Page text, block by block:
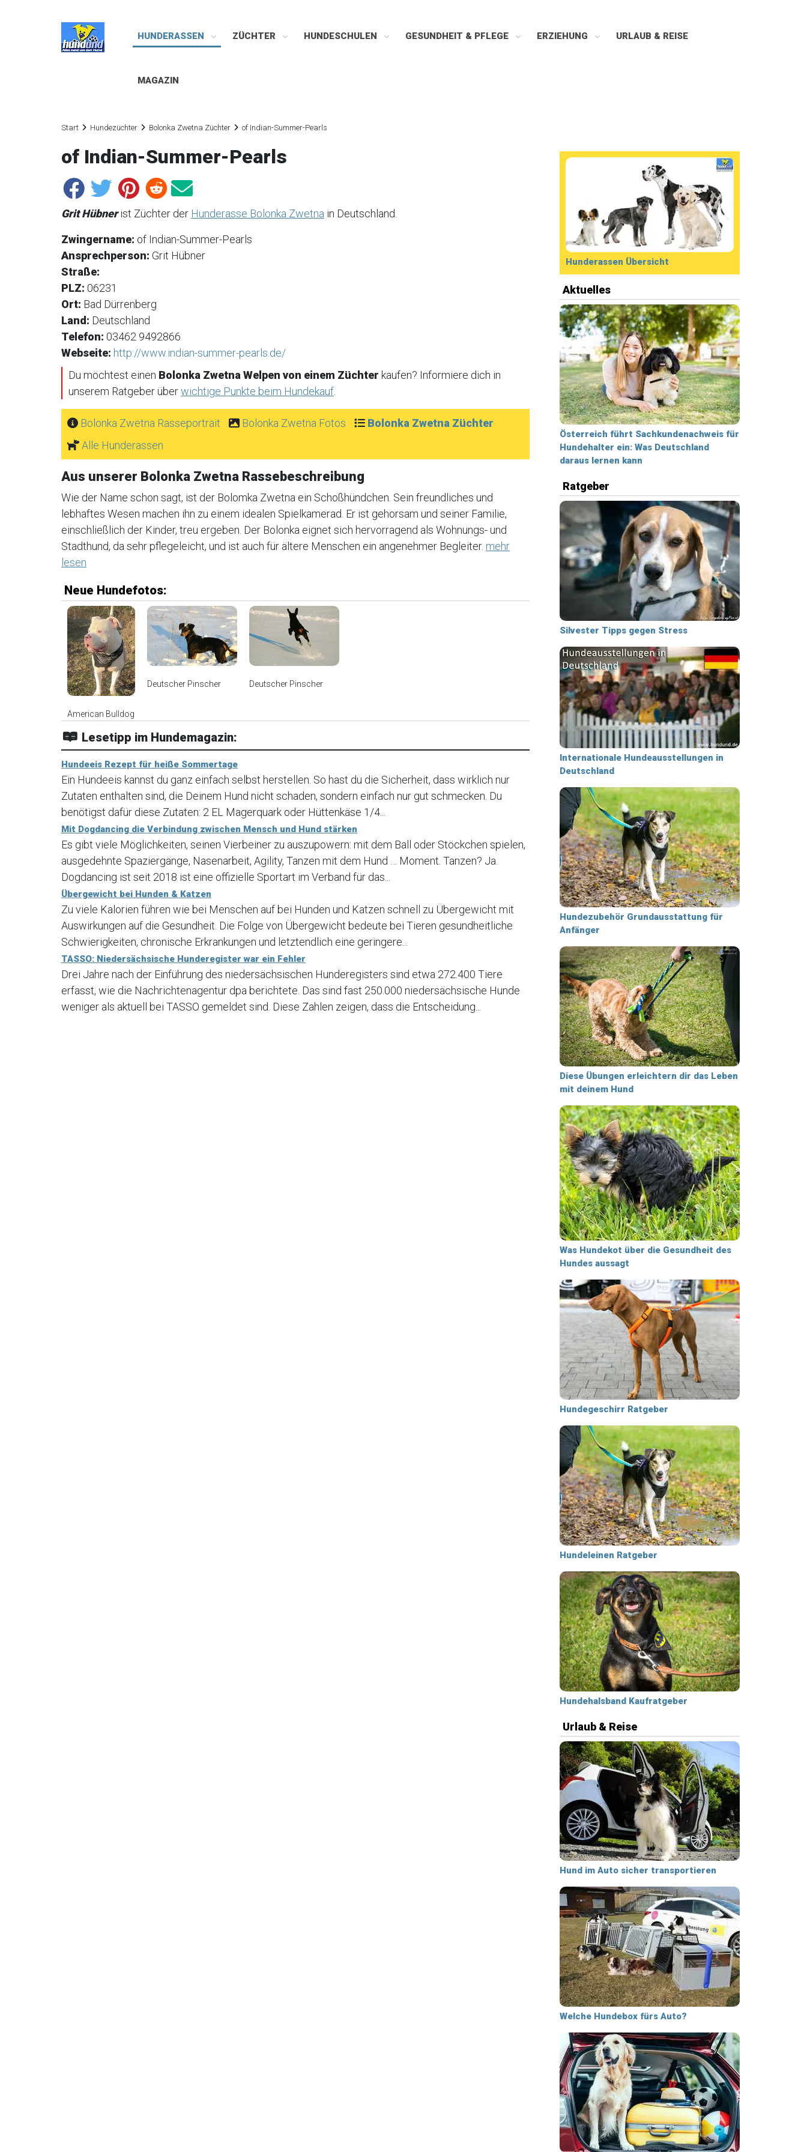
HUNDERASSEN ZÜCHTER HUNDESCHULEN GESUNDHEIT & PFLEGE ERZIEHUNG URLAUB & REISE
MAGAZIN
Start Hundezüchter Bolonka Zwetna Züchter of Indian-Summer-Pearls
of Indian-Summer-Pearls
Grit Hübnerist Züchter der Hunderasse Bolonka Zwetna in Deutschland.
Zwingername: of Indian-Summer-Pearls
Ansprechperson: Grit Hübner
Straße:
PLZ: 06231
Ort: Bad Dürrenberg
Land: Deutschland
Telefon: 03462 9492866
Webseite: http://www.indian-summer-pearls.de/
Du möchtest einen Bolonka Zwetna Welpen von einem Züchter kaufen? Informiere dich in
unserem Ratgeber überwichtige Punkte beim Hundekauf
Bolonka Zwetna Rasseportrait Bolonka Zwetna Fotos
Bolonka Zwetna Züchter
Alle Hunderassen
Aus unserer Bolonka Zwetna Rassebeschreibung
Wie der Name schon sagt, ist der Bolomka Zwetna ein Schoßhündchen. Sein freundliches und
lebhaftes Wesen machen ihn zu einem idealen Spielkamerad. Er ist gehorsam und seiner Familie,
einschließlich der Kinder, treu ergeben. Der Bolonka eignet sich hervorragend als Wohnungs- und
Stadthund, da sehr pflegeleicht, und ist auch für ältere Menschen ein angenehmer Begleiter. mehr
lesen
Neue Hundefotos:
American Bulldog
Deutscher Pinscher Deutscher Pinscher
Lesetipp im Hundemagazin:
Hundeeis Rezept für heiße Sommertage
Ein Hundeeis kannst du ganz einfach selbst herstellen. So hast du die Sicherheit, dass wirklich nur
Zutaten enthalten sind, die Deinem Hund nicht schaden, sondern einfach nur gut schmecken. Du
benötigst dafür diese Zutaten: 2 EL Magerquark oder Hüttenkäse 1/4...
Mit Dogdancing die Verbindung zwischen Mensch und Hund stärken
Es gibt viele Möglichkeiten, seinen Vierbeiner zu auszupowern: mit dem Ball oder Stöckchen spielen,
ausgedehnte Spaziergänge, Nasenarbeit, Agility, Tanzen mit dem Hund … Moment. Tanzen? Ja.
Dogdancing ist seit 2018 ist eine offizielle Sportart im Verband für das...
Übergewicht bei Hunden & Katzen
Zu viele Kalorien führen wie bei Menschen auf bei Hunden und Katzen schnell zu Übergewicht mit
Auswirkungen auf die Gesundheit. Die Folge von Übergewicht bedeute bei Tieren gesundheitliche
Schwierigkeiten, chronische Erkrankungen und letztendlich eine geringere...
TASSO: Niedersächsische Hunderegister war ein Fehler
Drei Jahre nach der Einführung des niedersächsischen Hunderegisters sind etwa 272.400 Tiere
erfasst, wie die Nachrichtenagentur dpa berichtete. Das sind fast 250.000 niedersächsische Hunde
weniger als aktuell bei TASSO gemeldet sind. Diese Zahlen zeigen, dass die Entscheidung...
Hunderassen Übersicht
Aktuelles
Österreich führt Sachkundenachweis für
Hundehalter ein: Was Deutschland
daraus lernen kann
Ratgeber
Silvester Tipps gegen Stress
Internationale Hundeausstellungen in
Deutschland
Hundezubehör Grundausstattung für
Anfänger
Diese Übungen erleichtern dir das Leben
mit deinem Hund
Was Hundekot über die Gesundheit des
Hundes aussagt
Hundegeschirr Ratgeber
Hundeleinen Ratgeber
Hundehalsband Kaufratgeber
Urlaub & Reise
Hund im Auto sicher transportieren
Welche Hundebox fürs Auto?